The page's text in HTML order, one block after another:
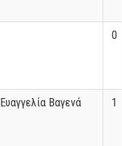
0
Ευαγγελία Βαγενά 1